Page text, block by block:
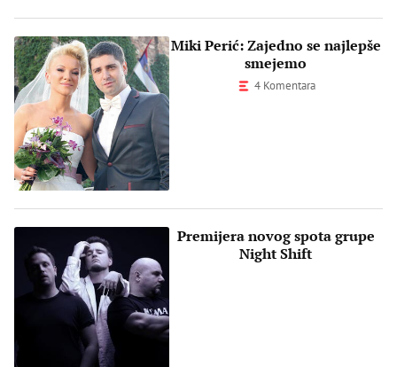
Miki Perić: Zajedno se najlepše
smejemo
4 Komentara
Premijera novog spota grupe
Night Shift